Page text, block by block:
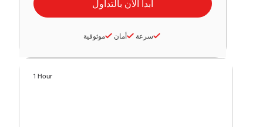
سرعة أمان موثوقية
1 Hour